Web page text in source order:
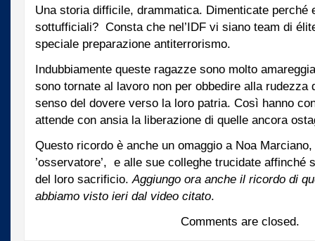
Una storia difficile, drammatica. Dimenticate perché
sottufficiali? Consta che nel’IDF vi siano team di
speciale preparazione antiterrorismo.
Indubbiamente queste ragazze sono molto
sono tornate al lavoro non per obbedire alla rudezza
senso del dovere verso la loro patria. Così hanno
attende con ansia la liberazione di quelle ancora
Questo ricordo è anche un omaggio a Noa
’osservatore’, e alle sue colleghe trucidate affinché
del loro sacrificio.Aggiungo ora anche il ricordo di
abbiamo visto ieri dal video citato.
Comments are closed.